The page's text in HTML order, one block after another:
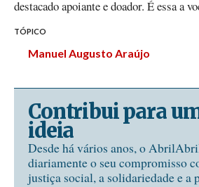
destacado apoiante e doador. É essa a
TÓPICO
Manuel Augusto Araújo
Contribui para
ideia
Desde há vários anos, o
diariamente o seu compromisso
justiça social, a solidariedade e a